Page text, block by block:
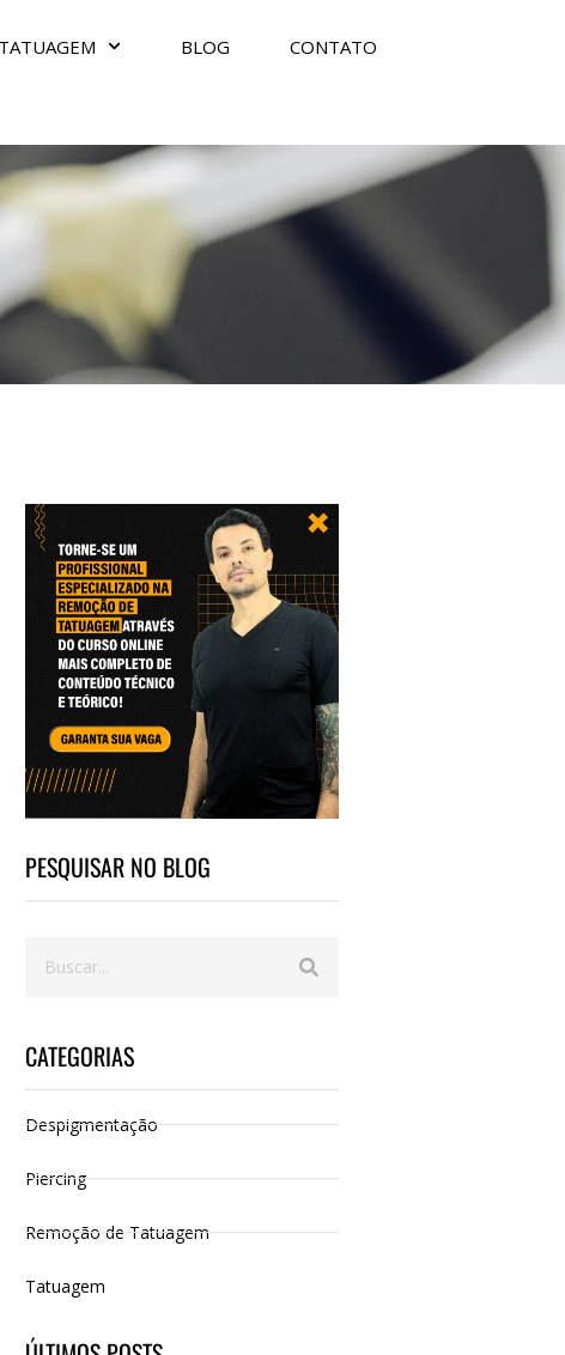
BLOG CONTATO
PESQUISAR NO BLOG
CATEGORIAS
Despigmentação
Piercing
Remoção de Tatuagem
Tatuagem